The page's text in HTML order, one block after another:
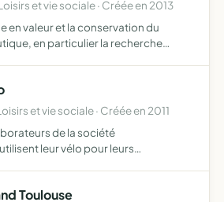
et vie sociale · Créée en 2013
en valeur et la conservation du
en particulier la recherche
et vie sociale · Créée en 2011
de la société
leur vélo pour leurs
Toulouse